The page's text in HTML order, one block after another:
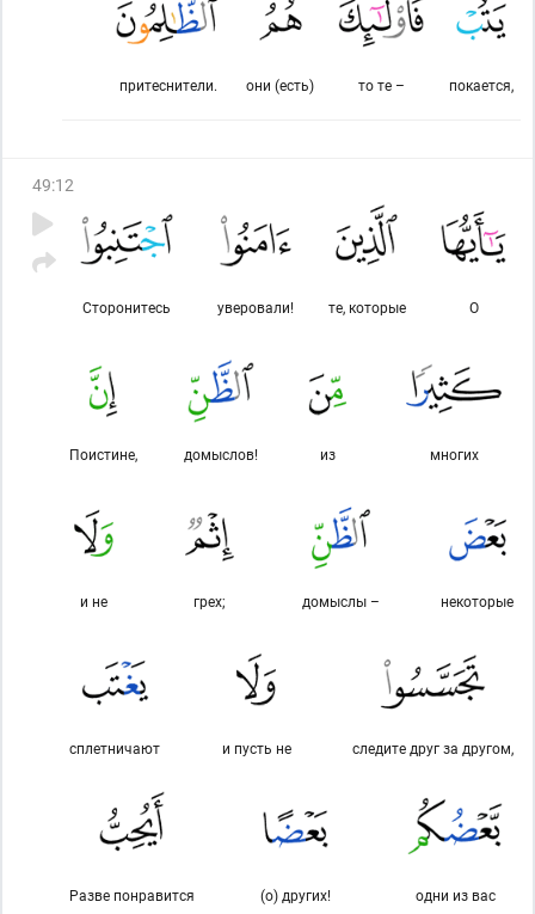
покается,
то те –
они (есть)
притеснители.
49:12
О
те, которые
уверовали!
Сторонитесь
многих
из
домыслов!
Поистине,
некоторые
домыслы –
грех;
и не
следите друг за другом,
и пусть не
сплетничают
одни из вас
(о) других!
Разве понравится